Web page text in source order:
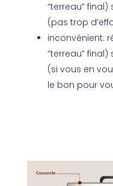
“terreau”
(pas trop
inconvénient:
“terreau”
(si vous en
le bon pour